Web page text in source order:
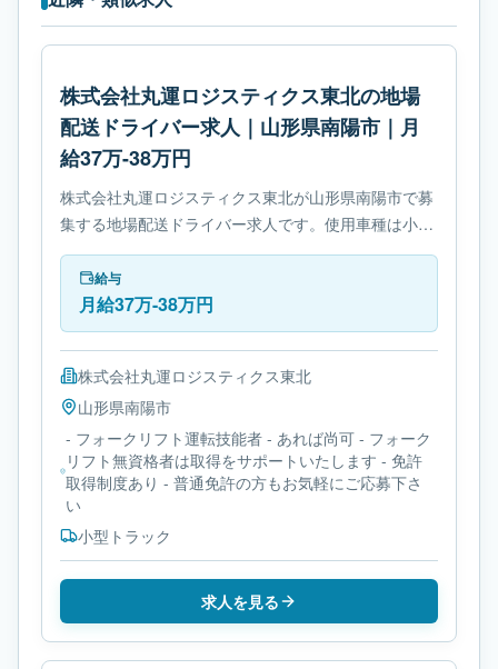
株式会社丸運ロジスティクス東北の地場
配送ドライバー求人｜山形県南陽市｜月
給37万-38万円
株式会社丸運ロジスティクス東北が山形県南陽市で募
集する地場配送ドライバー求人です。使用車種は小型
トラックです。必要免許は- フォークリフト運転技能
者です。
給与
月給37万-38万円
株式会社丸運ロジスティクス東北
山形県南陽市
- フォークリフト運転技能者 - あれば尚可 - フォーク
リフト無資格者は取得をサポートいたします - 免許
取得制度あり - 普通免許の方もお気軽にご応募下さ
い
小型トラック
求人を見る